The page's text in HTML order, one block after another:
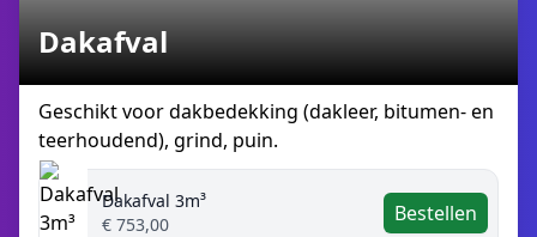
Dakafval
Geschikt voor dakbedekking (dakleer, bitumen- en
teerhoudend), grind, puin.
Dakafval 3m³
€ 753,00
Bestellen